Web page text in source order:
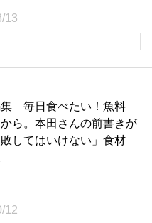
13
集 毎日食べたい！魚料
ら。本田さんの前書きが
してはいけない」食材
12